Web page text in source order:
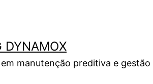
DYNAMOX
manutenção preditiva e